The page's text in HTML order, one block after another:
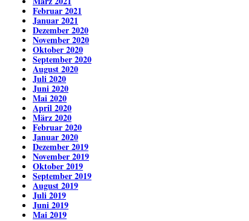
Februar 2021
Januar 2021
Dezember 2020
November 2020
Oktober 2020
September 2020
August 2020
Juli 2020
Juni 2020
Mai 2020
April 2020
März 2020
Februar 2020
Januar 2020
Dezember 2019
November 2019
Oktober 2019
September 2019
August 2019
Juli 2019
Juni 2019
Mai 2019